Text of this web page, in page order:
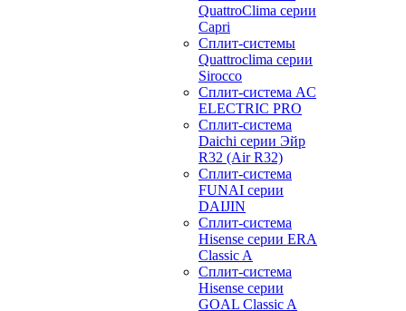
QuattroClima серии
Capri
Сплит-системы
Quattroclima серии
Sirocco
Сплит-система AC
ELECTRIC PRO
Сплит-система
Daichi серии Эйр
R32 (Air R32)
Сплит-система
FUNAI серии
DAIJIN
Сплит-система
Hisense серии ERA
Classic A
Сплит-система
Hisense серии
GOAL Classic A